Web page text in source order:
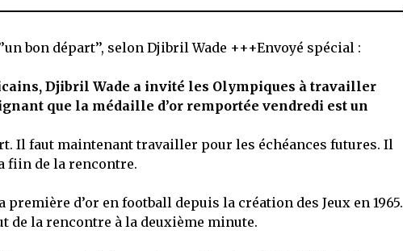
Djibril Wade a invité les Olympiques à travailler
que la médaille d’or remportée vendredi est un
Il faut maintenant travailler pour les échéances futures. Il
fiin de la rencontre.
d’or en football depuis la création des Jeux en 1965.
de la rencontre à la deuxième minute.